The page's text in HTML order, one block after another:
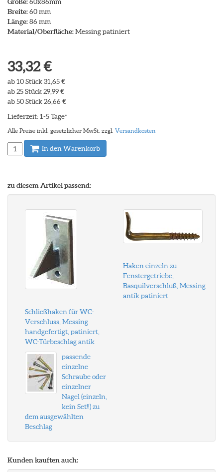
Breite:60 mm
Länge:86 mm
Material/Oberfläche:Messing patiniert
33,32 €
ab 10 Stück 31,65 €
ab 25 Stück 29,99 €
ab 50 Stück 26,66 €
Lieferzeit: 1-5 Tage*
Alle Preise inkl. gesetzlicher MwSt. zzgl. Versandkosten
In den Warenkorb
zu diesem Artikel passend:
Schließhaken für WC-
Verschluss, Messing
handgefertigt, patiniert,
WC-Türbeschlag antik
Haken einzeln zu
Fenstergetriebe,
Basquilverschluß, Messing
antik patiniert
passende
einzelne
Schraube oder
einzelner
Nagel (einzeln,
kein Set!!) zu
dem ausgewählten
Beschlag
Kunden kauften auch: